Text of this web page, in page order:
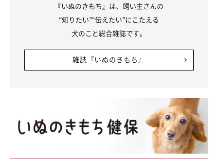
『いぬのきもち』は、飼い主さんの
“知りたい”“伝えたい”にこたえる
犬のこと総合雑誌です。
雑誌『いぬのきもち』